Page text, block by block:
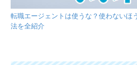
転職エージェントは使うな？使わないほ
法を全紹介